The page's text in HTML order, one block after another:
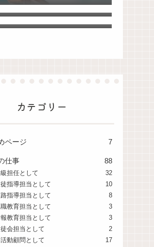
うになる100の質問
」から「UpNote」へ
の手帳とノートを移行し
ったこと
カテゴリー
ページ 7
仕事 88
担任として
32
指導担当として
10
指導担当として
8
教育担当として
3
教育担当として
3
会担当として
2
動顧問として
17